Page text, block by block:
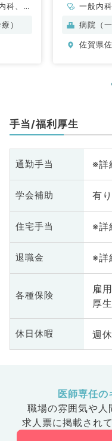
科、外
皮膚
）
一般内科
病院（一
佐賀県
手当/福利厚生
通勤手当 ※詳
学会補助 有り
住宅手当 ※詳
退職金 ※詳
各種保険
雇
厚
休日休暇 週
医師専任
職場の雰囲気や人
求人票に掲載され